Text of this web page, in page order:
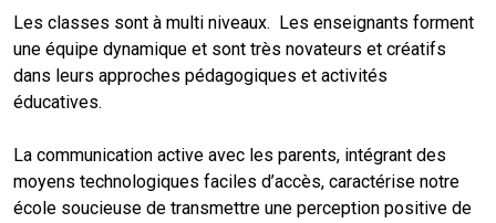
Les classes sont à multi niveaux. Les enseignants forment
une équipe dynamique et sont très novateurs et créatifs
dans leurs approches pédagogiques et activités
éducatives.
La communication active avec les parents, intégrant des
moyens technologiques faciles d’accès, caractérise notre
école soucieuse de transmettre une perception positive de